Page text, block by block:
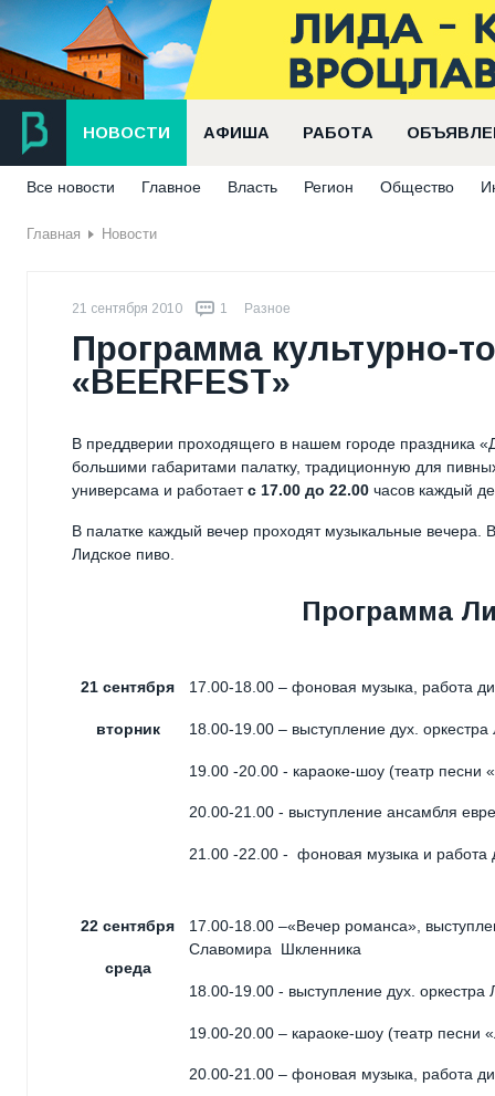
НОВОСТИ АФИША РАБОТА
Все новости Главное Власть Регион Общество
Главная Новости
21 сентября 2010 1 Разное
Программа культурно-
«BEERFEST»
В преддверии проходящего в нашем городе праздника
большими габаритами палатку, традиционную для
универсама и работаетс 17.00 до 22.00 часов каждый
В палатке каждый вечер проходят музыкальные вечера.
Лидское пиво.
Программа
21 сентября
вторник
17.00-18.00 – фоновая музыка, работа
18.00-19.00 – выступление дух. оркестра
19.00 -20.00 - караоке-шоу (театр песни
20.00-21.00 - выступление ансамбля
21.00 -22.00 - фоновая музыка и работа
22 сентября
среда
17.00-18.00 –«Вечер романса»,
Славомира Шкленника
18.00-19.00 - выступление дух. оркестра
19.00-20.00 – караоке-шоу (театр песни
20.00-21.00 – фоновая музыка, работа